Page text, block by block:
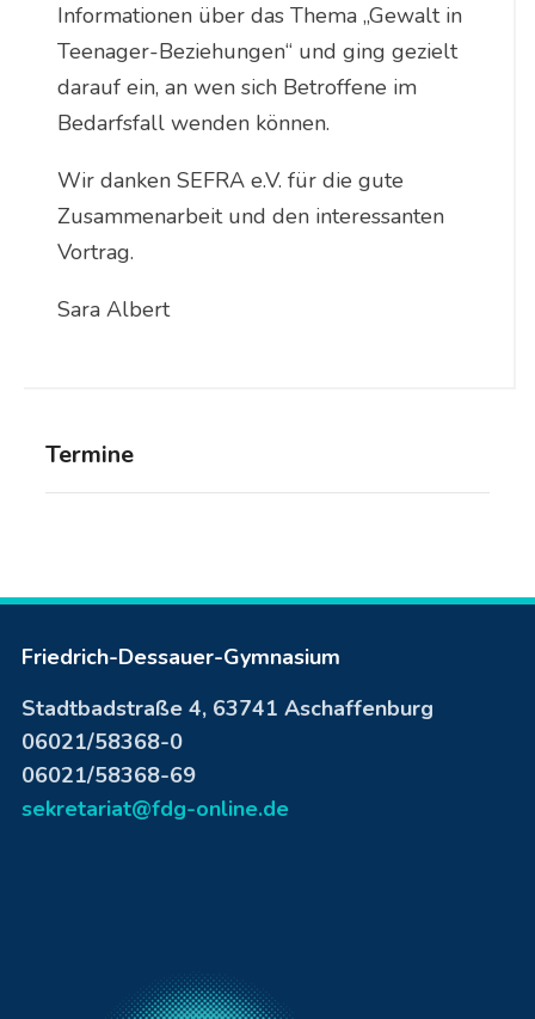
Termine
Informationen über das Thema „Gewalt in
Teenager-Beziehungen“ und ging gezielt
darauf ein, an wen sich Betroffene im
Bedarfsfall wenden können.
Wir danken SEFRA e.V. für die gute
Zusammenarbeit und den interessanten
Vortrag.
Sara Albert
Friedrich-Dessauer-Gymnasium
Stadtbadstraße 4, 63741 Aschaffenburg
06021/58368-0
06021/58368-69
sekretariat@fdg-online.de